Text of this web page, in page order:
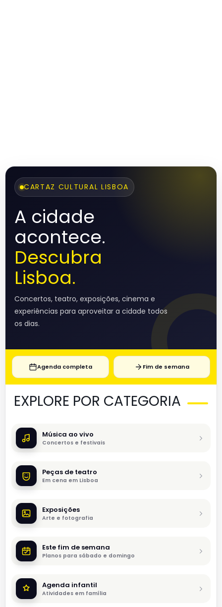
CARTAZ CULTURAL LISBOA
A cidade
acontece.
Descubra
Lisboa.
Concertos, teatro, exposições, cinema e
experiências para aproveitar a cidade todos
os dias.
Agenda completa Fim de semana
EXPLORE POR CATEGORIA
Música ao vivo
Concertos e festivais
Peças de teatro
Em cena em Lisboa
Exposições
Arte e fotografia
Este fim de semana
Planos para sábado e domingo
Agenda infantil
Atividades em família